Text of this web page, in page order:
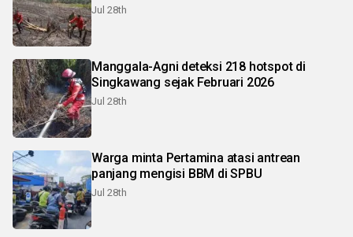
Jul 28th
Manggala-Agni deteksi 218 hotspot di
Singkawang sejak Februari 2026
Jul 28th
Warga minta Pertamina atasi antrean
panjang mengisi BBM di SPBU
Jul 28th